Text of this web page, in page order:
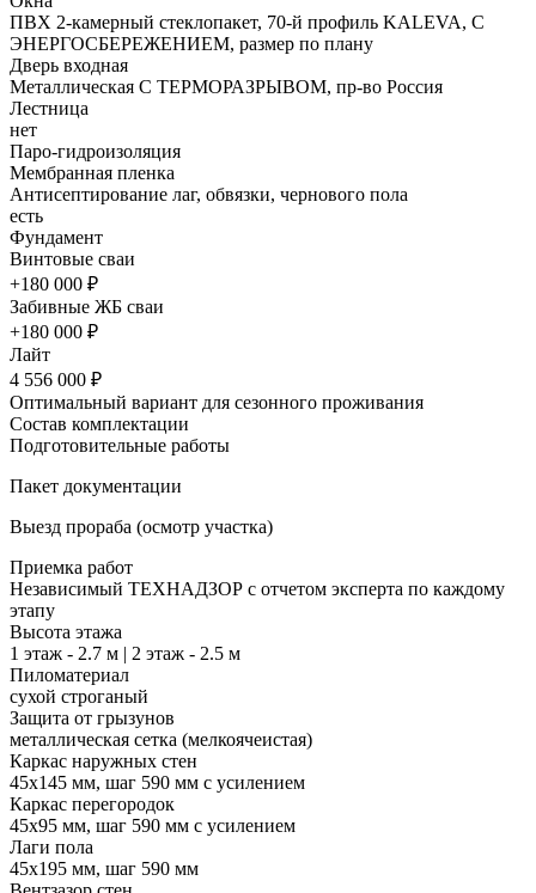
ПВХ 2-камерный стеклопакет, 70-й профиль KALEVA, С
ЭНЕРГОСБЕРЕЖЕНИЕМ, размер по плану
Дверь входная
Металлическая С ТЕРМОРАЗРЫВОМ, пр-во Россия
Лестница
нет
Паро-гидроизоляция
Мембранная пленка
Антисептирование лаг, обвязки, чернового пола
есть
Фундамент
Винтовые сваи
+180 000 ₽
Забивные ЖБ сваи
+180 000 ₽
Лайт
4 556 000 ₽
Оптимальный вариант для сезонного проживания
Состав комплектации
Подготовительные работы
Пакет документации
Выезд прораба (осмотр участка)
Приемка работ
Независимый ТЕХНАДЗОР с отчетом эксперта по каждому
этапу
Высота этажа
1 этаж - 2.7 м | 2 этаж - 2.5 м
Пиломатериал
сухой строганый
Защита от грызунов
металлическая сетка (мелкоячеистая)
Каркас наружных стен
45х145 мм, шаг 590 мм с усилением
Каркас перегородок
45х95 мм, шаг 590 мм с усилением
Лаги пола
45х195 мм, шаг 590 мм